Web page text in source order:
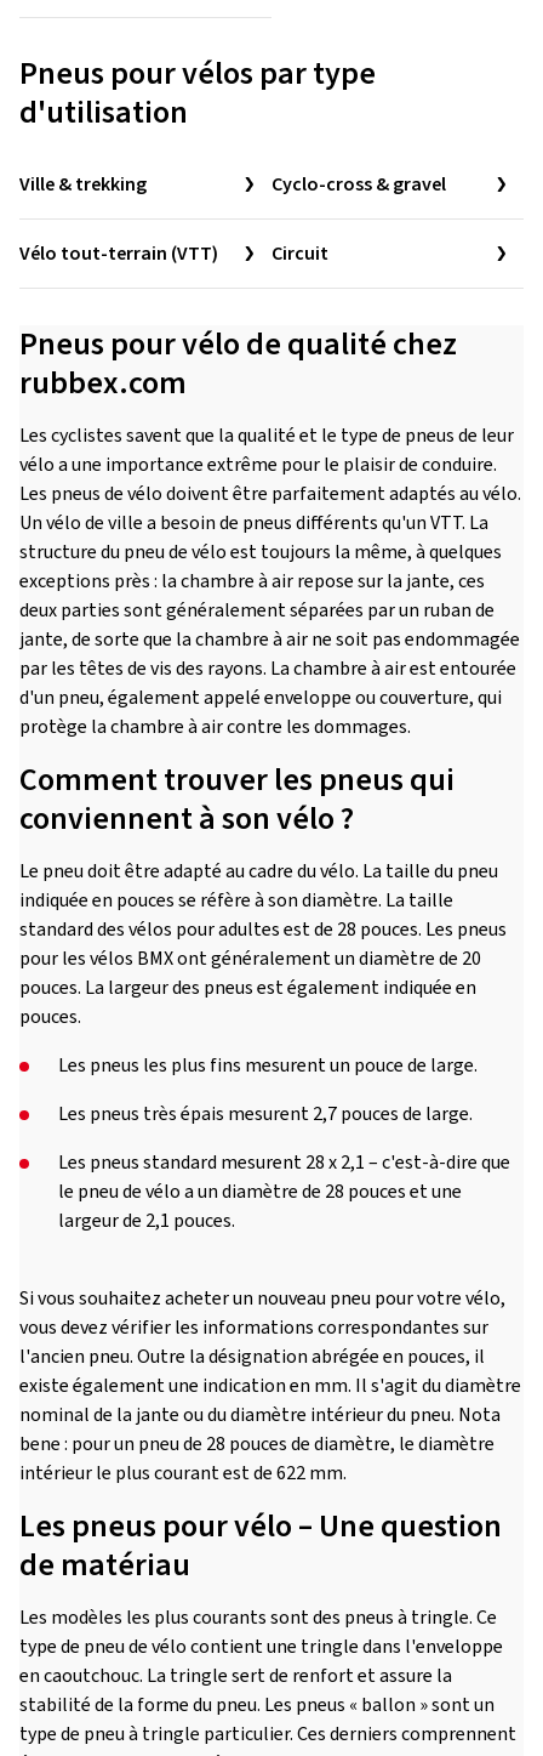
Pneus pour vélos par type
d'utilisation
Ville & trekking Cyclo-cross & gravel
Vélo tout-terrain (VTT) Circuit
Pneus pour vélo de qualité chez
rubbex.com
Les cyclistes savent que la qualité et le type de pneus de leur
vélo a une importance extrême pour le plaisir de conduire.
Les pneus de vélo doivent être parfaitement adaptés au vélo.
Un vélo de ville a besoin de pneus différents qu'un VTT. La
structure du pneu de vélo est toujours la même, à quelques
exceptions près : la chambre à air repose sur la jante, ces
deux parties sont généralement séparées par un ruban de
jante, de sorte que la chambre à air ne soit pas endommagée
par les têtes de vis des rayons. La chambre à air est entourée
d'un pneu, également appelé enveloppe ou couverture, qui
protège la chambre à air contre les dommages.
Comment trouver les pneus qui
conviennent à son vélo ?
Le pneu doit être adapté au cadre du vélo. La taille du pneu
indiquée en pouces se réfère à son diamètre. La taille
standard des vélos pour adultes est de 28 pouces. Les pneus
pour les vélos BMX ont généralement un diamètre de 20
pouces. La largeur des pneus est également indiquée en
pouces.
Les pneus les plus fins mesurent un pouce de large.
Les pneus très épais mesurent 2,7 pouces de large.
Les pneus standard mesurent 28 x 2,1 – c'est-à-dire que
le pneu de vélo a un diamètre de 28 pouces et une
largeur de 2,1 pouces.
Si vous souhaitez acheter un nouveau pneu pour votre vélo,
vous devez vérifier les informations correspondantes sur
l'ancien pneu. Outre la désignation abrégée en pouces, il
existe également une indication en mm. Il s'agit du diamètre
nominal de la jante ou du diamètre intérieur du pneu. Nota
bene : pour un pneu de 28 pouces de diamètre, le diamètre
intérieur le plus courant est de 622 mm.
Les pneus pour vélo – Une question
de matériau
Les modèles les plus courants sont des pneus à tringle. Ce
type de pneu de vélo contient une tringle dans l'enveloppe
en caoutchouc. La tringle sert de renfort et assure la
stabilité de la forme du pneu. Les pneus « ballon » sont un
type de pneu à tringle particulier. Ces derniers comprennent